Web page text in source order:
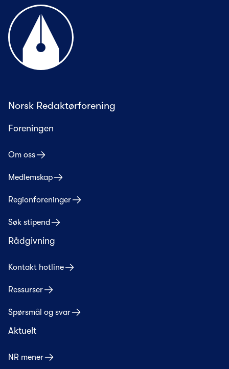
Til forsiden
Norsk Redaktørforening
Foreningen
Om oss
Medlemskap
Regionforeninger
Søk stipend
Rådgivning
Kontakt hotline
Ressurser
Spørsmål og svar
Aktuelt
NR mener